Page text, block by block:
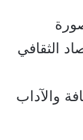
الثقافي
والآداب